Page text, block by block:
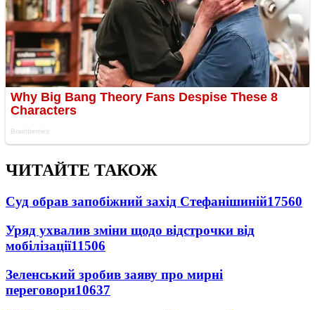
ЧИТАЙТЕ ТАКОЖ
Суд обрав запобіжний захід Стефанішиній17560
Уряд ухвалив зміни щодо відстрочки від
мобілізації11506
Зеленський зробив заяву про мирні
переговори10637